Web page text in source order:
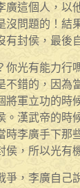
廣這個人，以
沒問題的！結
封侯，最後
你光有能力行
不錯的，因為
將軍立功的時
。漢武帝的時
李廣手下那
，所以光有
爭，李廣自己